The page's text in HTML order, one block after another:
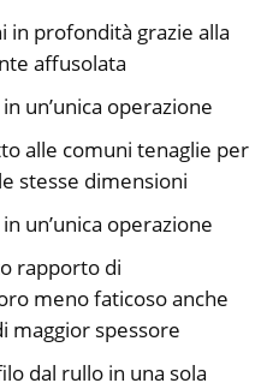
in profondità grazie alla
affusolata
un’unica operazione
alle comuni tenaglie per
stesse dimensioni
un’unica operazione
rapporto di
meno faticoso anche
maggior spessore
dal rullo in una sola